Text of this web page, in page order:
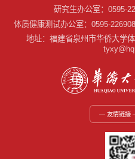
研究生办公室：0595-
体质健康测试办公室：0595-
地址：福建省泉州市华侨大学
— 友情链接